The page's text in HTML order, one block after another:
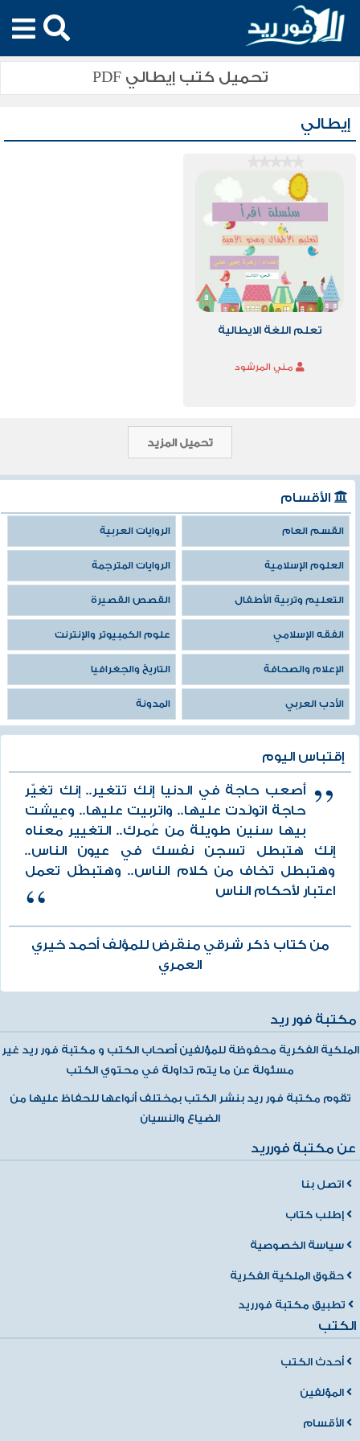
تحميل كتب إيطالي PDF
إيطالي
تعلم اللغة الايطالية
مني المرشود
تحميل المزيد
الأقسام
القسم العام الروايات العربية
العلوم الإسلامية الروايات المترجمة
التعليم وتربية الأطفال القصص القصيرة
الفقه الإسلامي علوم الكمبيوتر والإنترنت
الإعلام والصحافة التاريخ والجغرافيا
الأدب العربي المدونة
إقتباس اليوم
أصعب حاجة في الدنيا إنك تتغير.. إنك تغيّر
حاجة اتولَدت عليها.. واتربيت عليها.. وعِيشت
بيها سنين طويلة من عُمرك.. التغيير معناه
إنك هتبطل تسجن نفسك في عيون الناس..
وهتبطل تخاف من كلام الناس.. وهتبطّل تعمل
اعتبار لأحكام الناس
من كتاب ذكر شرقي منقرض للمؤلف أحمد خيري
العمري
مكتبة فور ريد
الملكية الفكرية محفوظة للمؤلفين أصحاب الكتب و مكتبة فور ريد غير
مسئولة عن ما يتم تداولة في محتوي الكتب
تقوم مكتبة فور ريد بنشر الكتب بمختلف أنواعها للحفاظ عليها من
الضياع والنسيان
عن مكتبة فورريد
اتصل بنا
إطلب كتاب
سياسة الخصوصية
حقوق الملكية الفكرية
تطبيق مكتبة فورريد
الكتب
أحدث الكتب
المؤلفين
الأقسام